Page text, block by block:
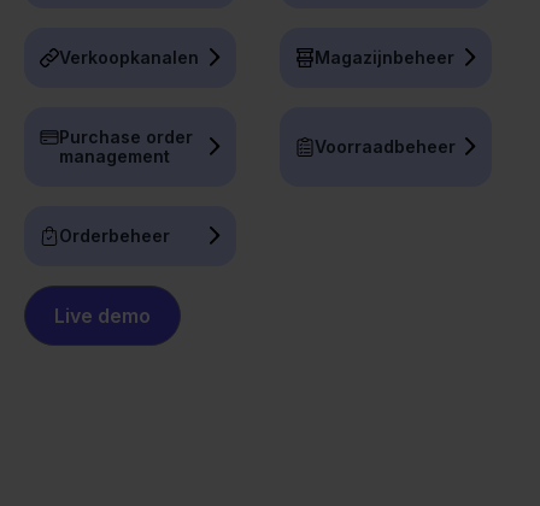
Verkoopkanalen Magazijnbeheer
Purchase order
management
Voorraadbeheer
Orderbeheer
Live demo